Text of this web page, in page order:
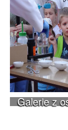
Galerie z